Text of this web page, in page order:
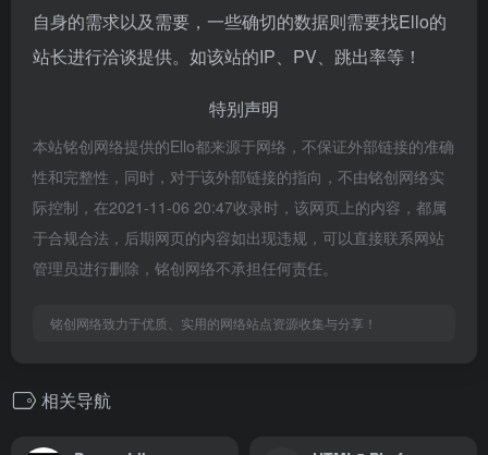
自身的需求以及需要，一些确切的数据则需要找Ello的
站长进行洽谈提供。如该站的IP、PV、跳出率等！
特别声明
本站铭创网络提供的Ello都来源于网络，不保证外部链接的准确
性和完整性，同时，对于该外部链接的指向，不由铭创网络实
际控制，在2021-11-06 20:47收录时，该网页上的内容，都属
于合规合法，后期网页的内容如出现违规，可以直接联系网站
管理员进行删除，铭创网络不承担任何责任。
铭创网络致力于优质、实用的网络站点资源收集与分享！
相关导航